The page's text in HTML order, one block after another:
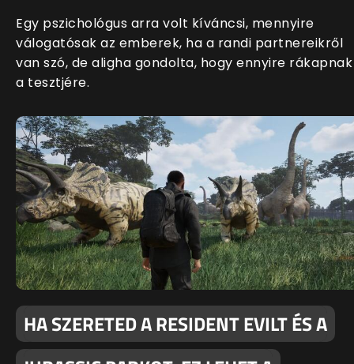
Egy pszichológus arra volt kíváncsi, mennyire
válogatósak az emberek, ha a randi partnereikről
van szó, de aligha gondolta, hogy ennyire rákapnak
a tesztjére.
HA SZERETED A RESIDENT EVILT ÉS A